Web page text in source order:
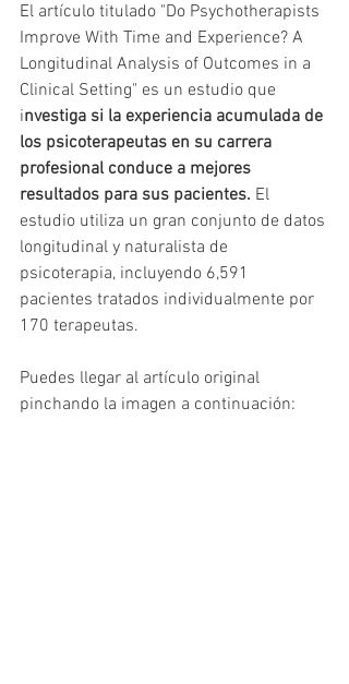
El artículo titulado "Do Psychotherapists
Improve With Time and Experience? A
Longitudinal Analysis of Outcomes in a
Clinical Setting" es un estudio que
investiga si la experiencia acumulada de
los psicoterapeutas en su carrera
profesional conduce a mejores
resultados para sus pacientes. El
estudio utiliza un gran conjunto de datos
longitudinal y naturalista de
psicoterapia, incluyendo 6,591
pacientes tratados individualmente por
170 terapeutas.
Puedes llegar al artículo original
pinchando la imagen a continuación: